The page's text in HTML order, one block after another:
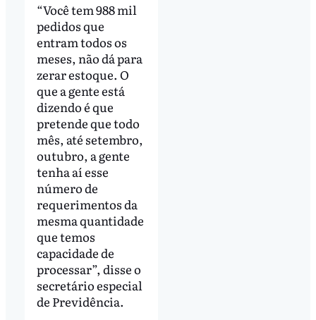
“Você tem 988 mil
pedidos que
entram todos os
meses, não dá para
zerar estoque. O
que a gente está
dizendo é que
pretende que todo
mês, até setembro,
outubro, a gente
tenha aí esse
número de
requerimentos da
mesma quantidade
que temos
capacidade de
processar”, disse o
secretário especial
de Previdência.